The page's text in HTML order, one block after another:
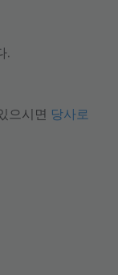
.
으시면 당사로